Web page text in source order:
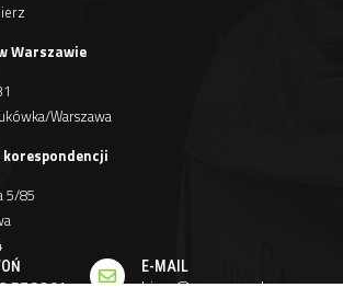
Warszawie
Warszawa
korespondencji
5/85
576 291 
E-MAIL
biuro@genomar.pl